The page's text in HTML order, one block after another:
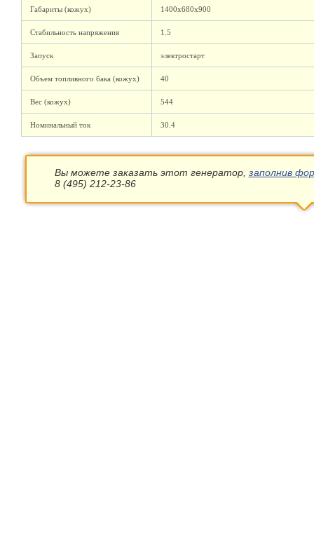
Габариты (кожух) 1400х680х900
Стабильность напряжения 1.5
Запуск электростарт
Объем топливного бака (кожух) 40
Вес (кожух) 544
Номинальный ток 30.4
Вы можете заказать этот генератор, заполнив
8 (495) 212-23-86